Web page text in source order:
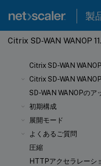
製
Citrix SD-WAN WANOP
Citrix SD-WAN
Citrix SD-WAN
SD-WAN WANOPのア
初期構成
展開モード
よくあるご質問
圧縮
HTTPアクセラレーシ